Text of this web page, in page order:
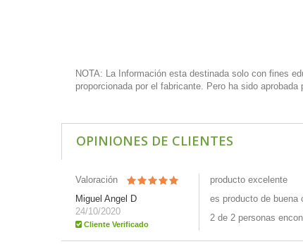
NOTA: La Información esta destinada solo con fines
proporcionada por el fabricante. Pero ha sido aprobada
OPINIONES DE CLIENTES
Valoración
Miguel Angel D
24/10/2020
Cliente Verificado
producto excelente
es producto de buena
2 de 2 personas